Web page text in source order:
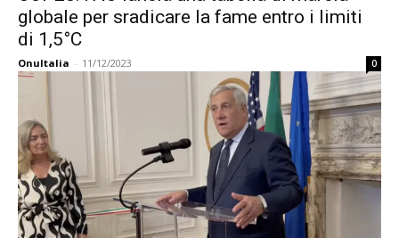
globale per sradicare la fame entro i limiti
di 1,5°C
OnuItalia - 11/12/2023 0